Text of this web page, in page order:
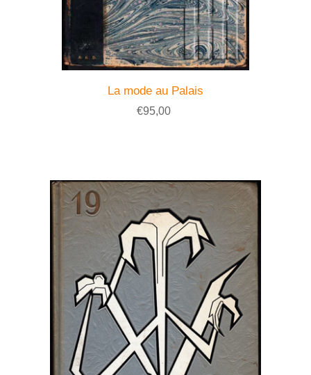
La mode au Palais
€95,00